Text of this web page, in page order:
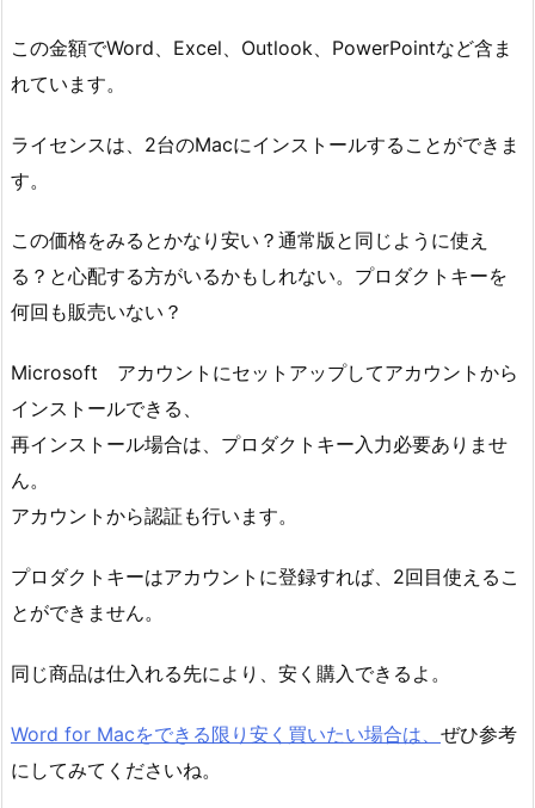
この金額でWord、Excel、Outlook、PowerPointなど含ま
れています。
ライセンスは、2台のMacにインストールすることができま
す。
この価格をみるとかなり安い？通常版と同じように使え
る？と心配する方がいるかもしれない。プロダクトキーを
何回も販売いない？
Microsoft アカウントにセットアップしてアカウントから
インストールできる、
再インストール場合は、プロダクトキー入力必要ありませ
ん。
アカウントから認証も行います。
プロダクトキーはアカウントに登録すれば、2回目使えるこ
とができません。
同じ商品は仕入れる先により、安く購入できるよ。
Word for Macをできる限り安く買いたい場合は、 ぜひ参考
にしてみてくださいね。